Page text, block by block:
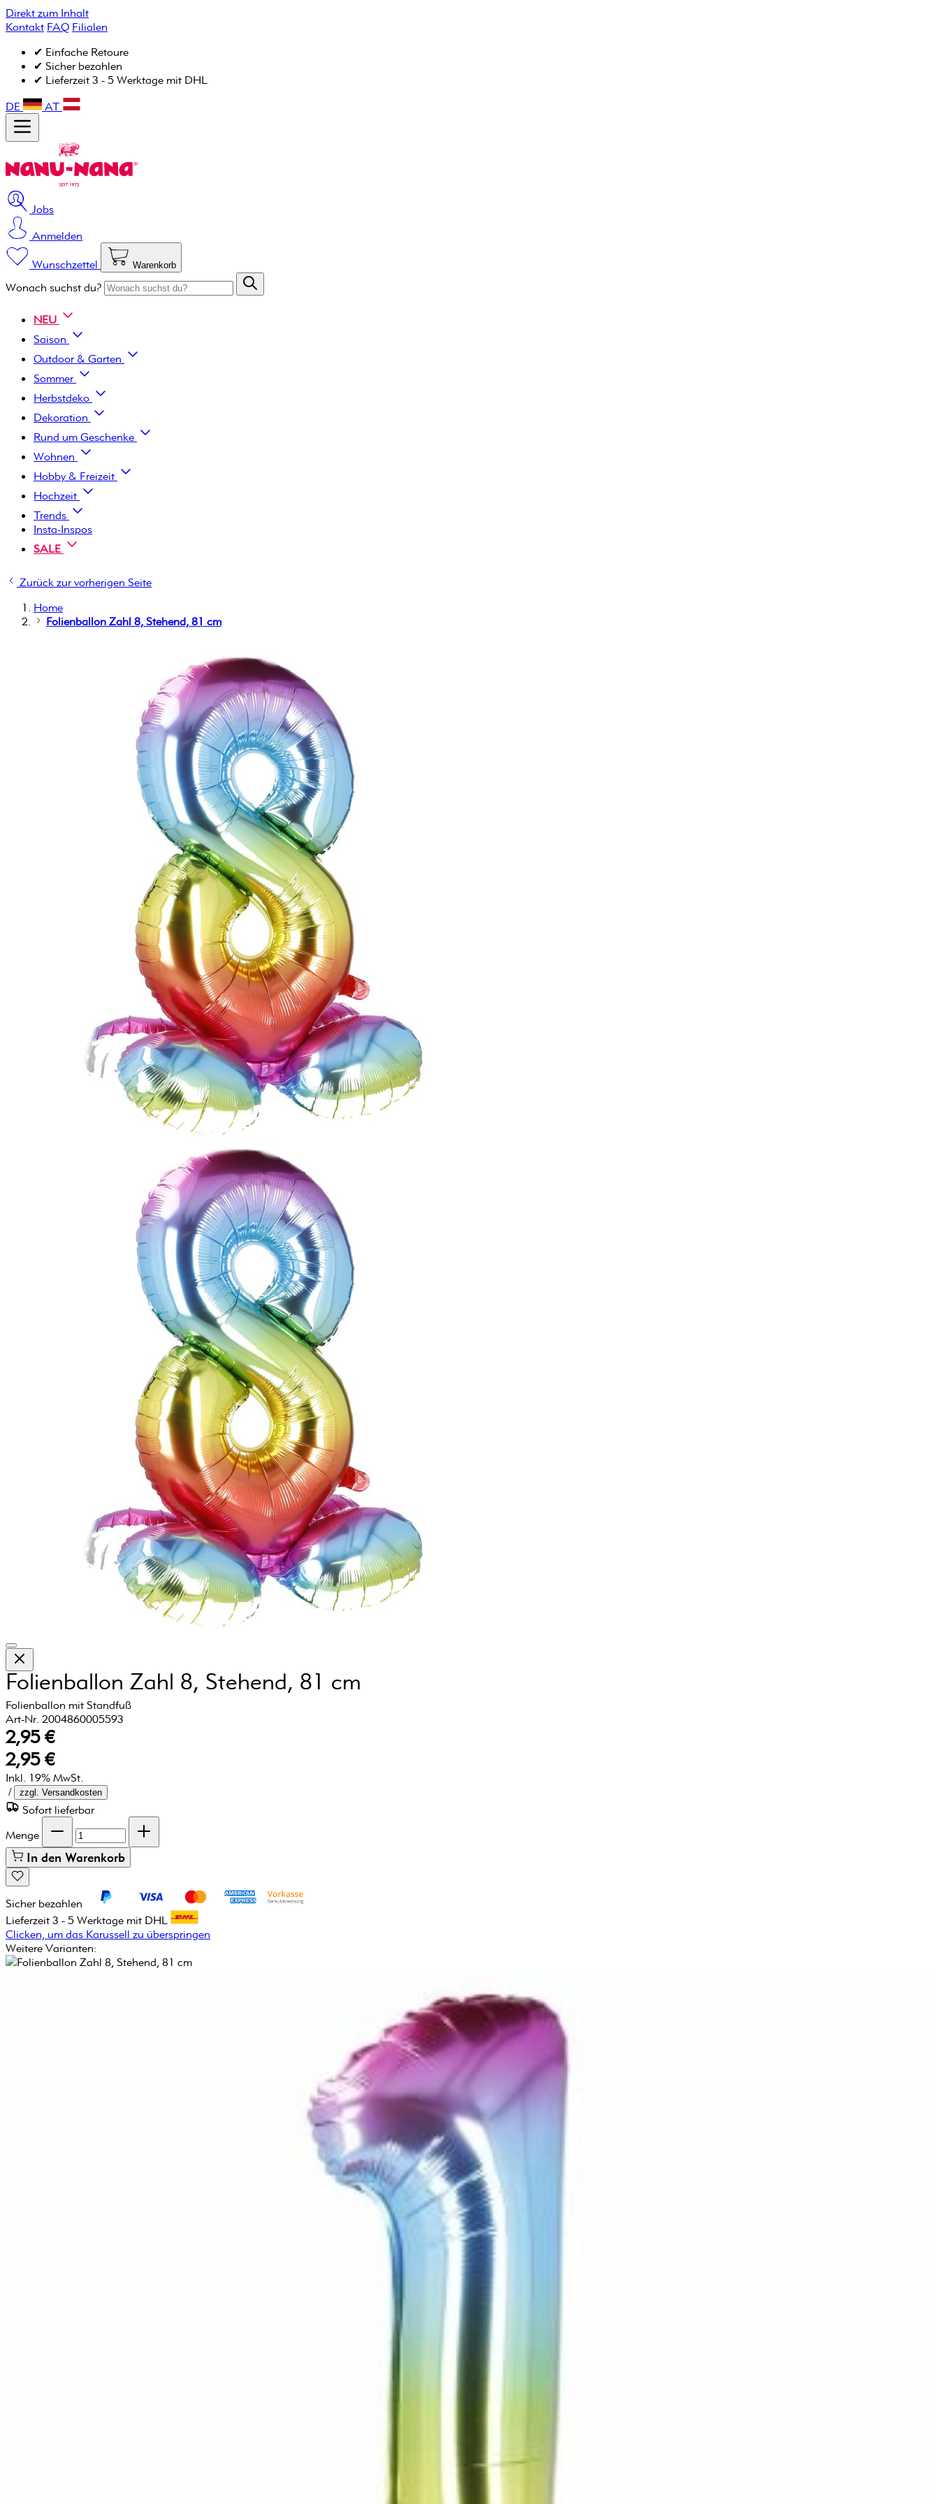
Direkt zum Inhalt
Kontakt FAQ Filialen
✔ Einfache Retoure
✔ Sicher bezahlen
✔ Lieferzeit 3 - 5 Werktage mit DHL
DE
AT
Jobs
Anmelden
Wunschzettel Warenkorb
Wonach suchst du?
NEU
Saison
Outdoor & Garten
Sommer
Herbstdeko
Dekoration
Rund um Geschenke
Wohnen
Hobby & Freizeit
Hochzeit
Trends
Insta-Inspos
SALE
Zurück zur vorherigen Seite
Home
Folienballon Zahl 8, Stehend, 81 cm
Folienballon Zahl 8, Stehend, 81 cm
Folienballon mit Standfuß
Art-Nr. 2004860005593
2,95 €
2,95 €
Inkl. 19% MwSt.
/
zzgl. Versandkosten
Sofort lieferbar
Menge
In den Warenkorb
Sicher bezahlen
Lieferzeit 3 - 5 Werktage mit DHL
Clicken, um das Karussell zu überspringen
Weitere Varianten: